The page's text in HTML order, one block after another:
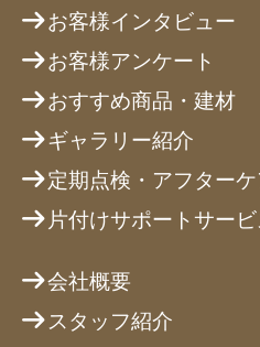
お客様インタビュー
お客様アンケート
おすすめ商品・建材
ギャラリー紹介
定期点検・アフター
片付けサポートサービ
会社概要
スタッフ紹介